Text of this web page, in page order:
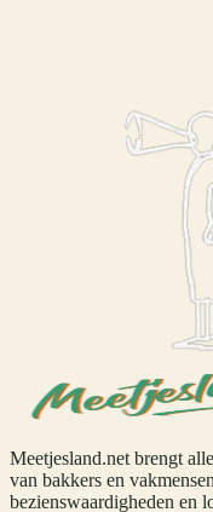
Meetjesland.net brengt
van bakkers en
bezienswaardigheden en